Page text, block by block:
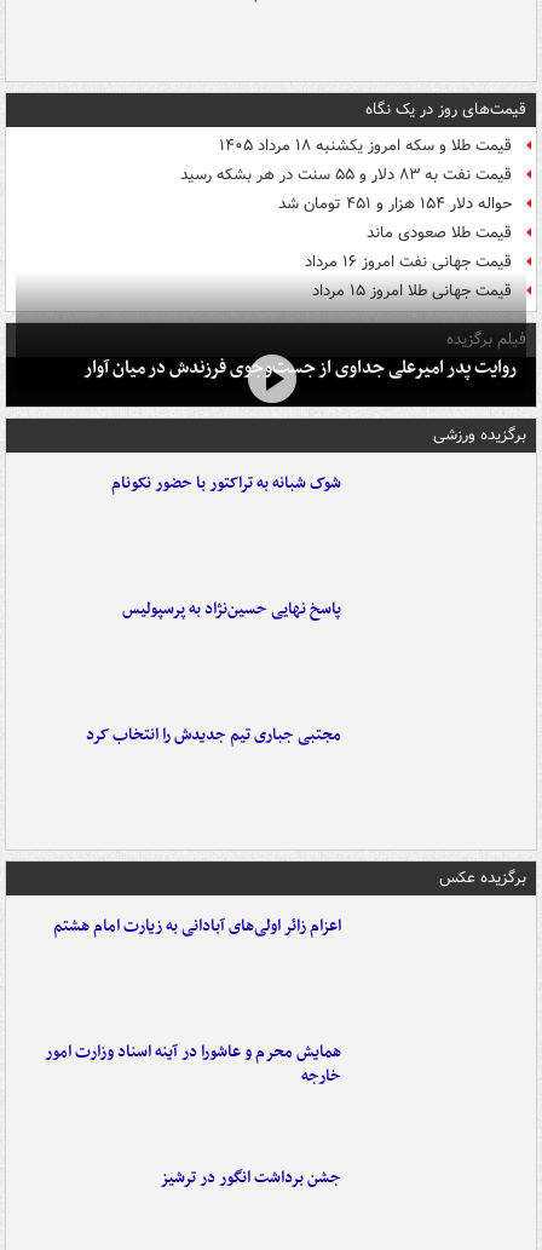
قیمت‌های روز در یک نگاه
قیمت طلا و سکه امروز یکشنبه ۱۸ مرداد ۱۴۰۵
قیمت نفت به ۸۳ دلار و ۵۵ سنت در هر بشکه رسید
حواله دلار ۱۵۴ هزار و ۴۵۱ تومان شد
قیمت طلا صعودی ماند
قیمت جهانی نفت امروز ۱۶ مرداد
قیمت جهانی طلا امروز ۱۵ مرداد
فیلم برگزیده
روایت پدر امیرعلی جداوی از جست‌وجوی فرزندش در میان آوار
برگزیده ورزشی
شوک شبانه به تراکتور با حضور نکونام
پاسخ نهایی حسین‌نژاد به پرسپولیس
مجتبی جباری تیم جدیدش را انتخاب کرد
برگزیده عکس
اعزام زائر اولی‌های آبادانی به زیارت امام هشتم
همایش محرم و عاشورا در آینه اسناد وزارت امور
خارجه
جشن برداشت انگور در ترشیز